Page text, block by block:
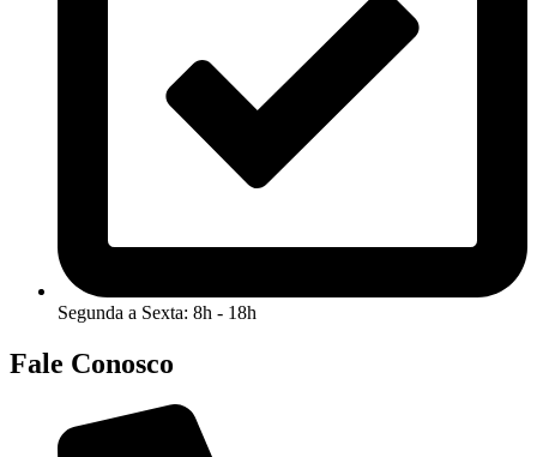
Segunda a Sexta: 8h - 18h
Fale Conosco